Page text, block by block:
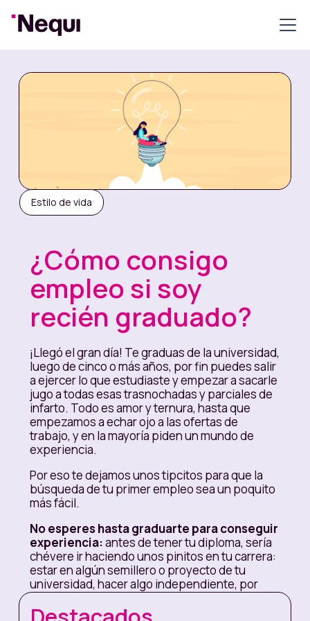
Estilo de vida
¿Cómo consigo
empleo si soy
recién graduado?
¡Llegó el gran día! Te graduas de la universidad,
luego de cinco o más años, por fin puedes salir
a ejercer lo que estudiaste y empezar a sacarle
jugo a todas esas trasnochadas y parciales de
infarto. Todo es amor y ternura, hasta que
empezamos a echar ojo a las ofertas de
trabajo, y en la mayoría piden un mundo de
experiencia.
Por eso te dejamos unos tipcitos para que la
búsqueda de tu primer empleo sea un poquito
más fácil.
No esperes hasta graduarte para conseguir
experiencia:antes de tener tu diploma, sería
chévere ir haciendo unos pinitos en tu carrera:
estar en algún semillero o proyecto de tu
universidad, hacer algo independiente, por
ejemplo si estudias literatura, hacerte un blog y
explorar en este mundo. Buscar programas